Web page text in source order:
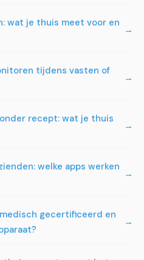
wat je thuis meet voor en
tijdens vasten of
recept: wat je thuis
welke apps werken
gecertificeerd en